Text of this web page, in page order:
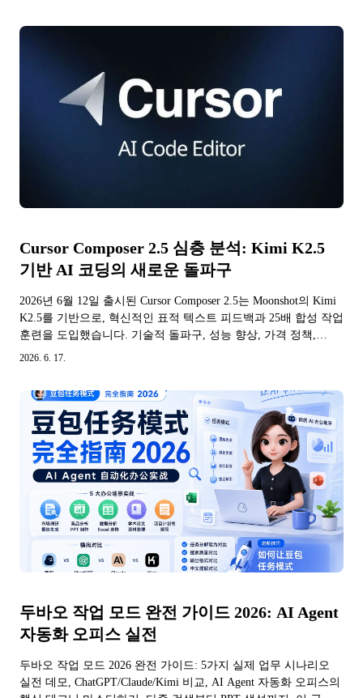
Cursor Composer 2.5 심층 분석: Kimi K2.5
기반 AI 코딩의 새로운 돌파구
2026년 6월 12일 출시된 Cursor Composer 2.5는 Moonshot의 Kimi
K2.5를 기반으로, 혁신적인 표적 텍스트 피드백과 25배 합성 작업
훈련을 도입했습니다. 기술적 돌파구, 성능 향상, 가격 정책,
GPT-5.5와의 비교를 다룹니다.
2026. 6. 17.
두바오 작업 모드 완전 가이드 2026: AI Agent
자동화 오피스 실전
두바오 작업 모드 2026 완전 가이드: 5가지 실제 업무 시나리오
실전 데모, ChatGPT/Claude/Kimi 비교, AI Agent 자동화 오피스의